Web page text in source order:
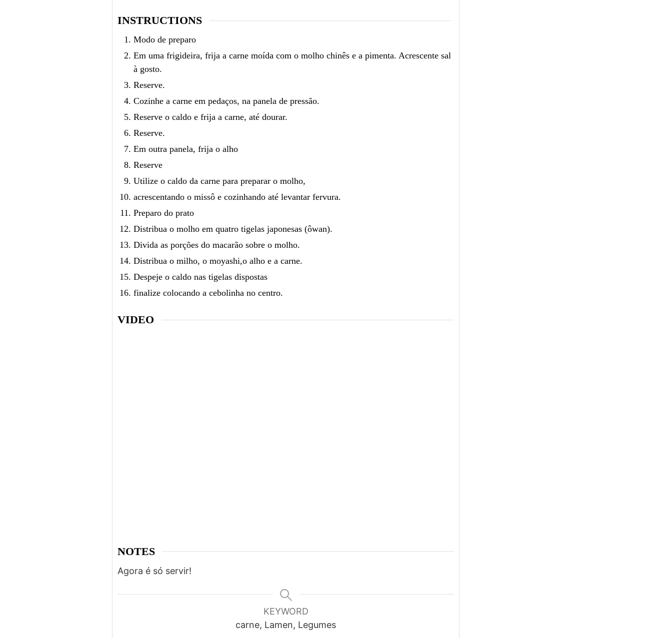
INSTRUCTIONS
Modo de preparo
Em uma frigideira, frija a carne moída com o molho chinês e a pimenta. Acrescente sal
à gosto.
Reserve.
Cozinhe a carne em pedaços, na panela de pressão.
Reserve o caldo e frija a carne, até dourar.
Reserve.
Em outra panela, frija o alho
Reserve
Utilize o caldo da carne para preparar o molho,
acrescentando o missô e cozinhando até levantar fervura.
Preparo do prato
Distribua o molho em quatro tigelas japonesas (ôwan).
Divida as porções do macarão sobre o molho.
Distribua o milho, o moyashi,o alho e a carne.
Despeje o caldo nas tigelas dispostas
finalize colocando a cebolinha no centro.
VIDEO
NOTES
Agora é só servir!
KEYWORD
carne, Lamen, Legumes